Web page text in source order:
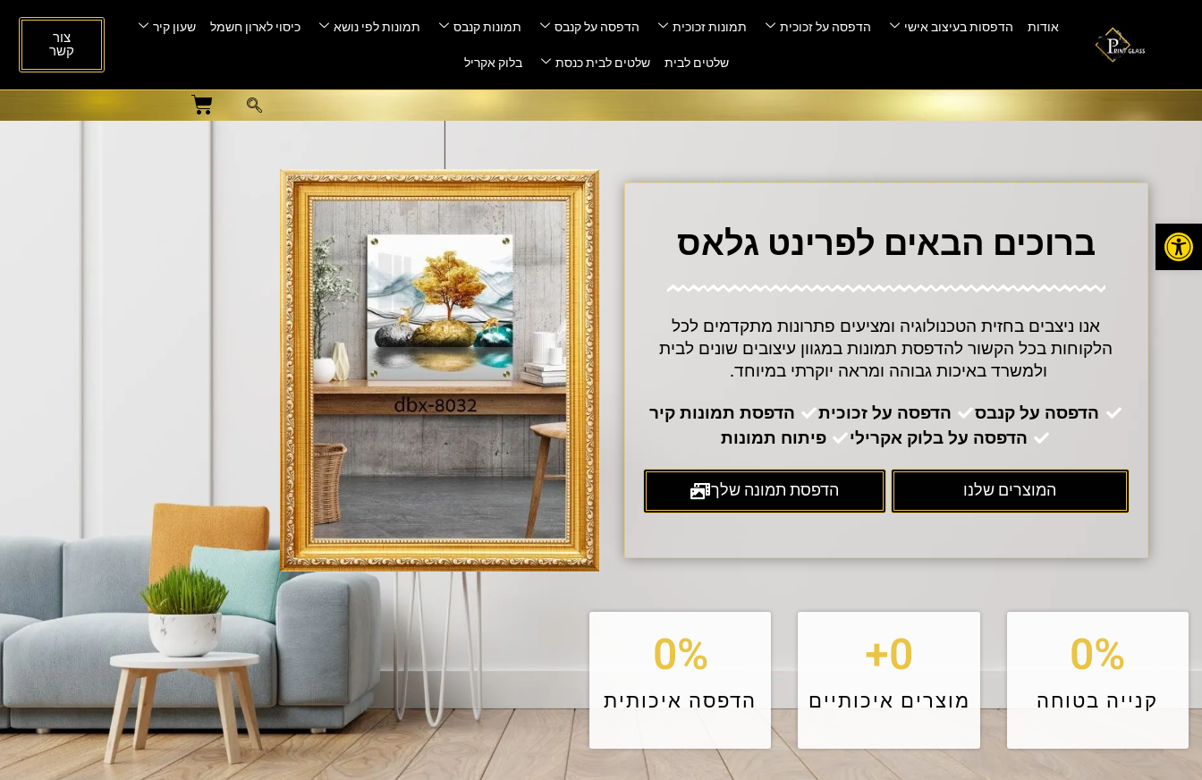
אודות הדפסות בעיצוב אישי הדפסה על זכוכית תמונות זכוכית הדפסה על קנבס תמונות קנבס תמונות לפי נושא כיסוי לארון חשמל
שעון קיר
שלטים לבית
שלטים לבית כנסת בלוק אקריל
צור
קשר
ברוכים הבאים לפרינט גלאס
אנו ניצבים בחזית הטכנולוגיה ומציעים פתרונות מתקדמים לכל
הלקוחות בכל הקשור להדפסת תמונות במגוון עיצובים שונים לבית
ולמשרד באיכות גבוהה ומראה יוקרתי במיוחד.
הדפסה על קנבס
הדפסה על זכוכית
הדפסת תמונות קיר
הדפסה על בלוק אקרילי
פיתוח תמונות
המוצרים שלנו הדפסת תמונה שלך
קנייה בטוחה
%
0
מוצרים איכותיים
0
+
הדפסה איכותית
%
0
פתח סרגל נגישות